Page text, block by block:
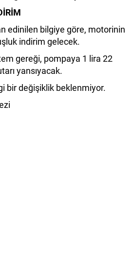
edinilen bilgiye göre, motorinin
indirim gelecek.
gereği, pompaya 1 lira 22
yansıyacak.
bir değişiklik beklenmiyor.